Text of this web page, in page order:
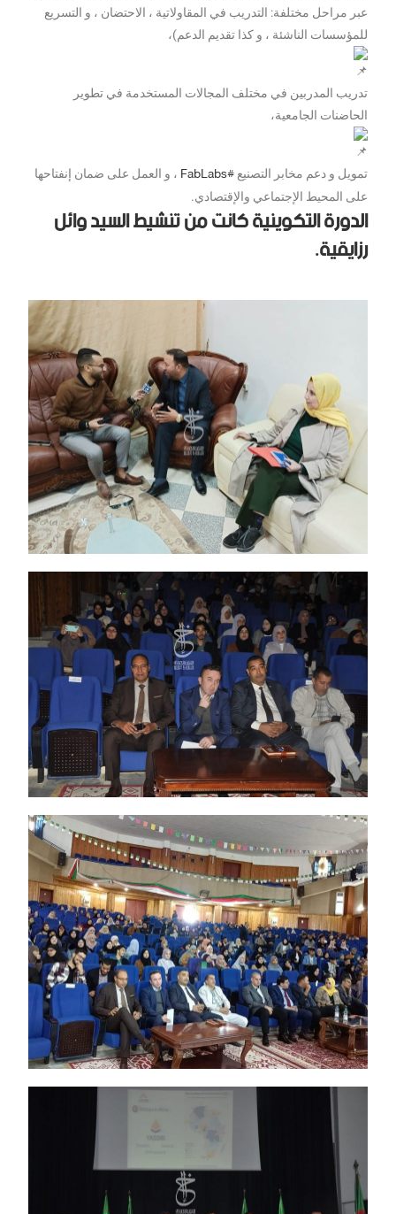
عبر مراحل مختلفة: التدريب في المقاولاتية ، الاحتضان ، و التسريع
للمؤسسات الناشئة ، و كذا تقديم الدعم)،
تدريب المدربين في مختلف المجالات المستخدمة في تطوير
الحاضنات الجامعية،
تمويل و دعم مخابر التصنيع#FabLabs
، و العمل على ضمان إنفتاحها
على المحيط الإجتماعي والإقتصادي.
الدورة التكوينية كانت من تنشيط السيد وائل
رزايقية.